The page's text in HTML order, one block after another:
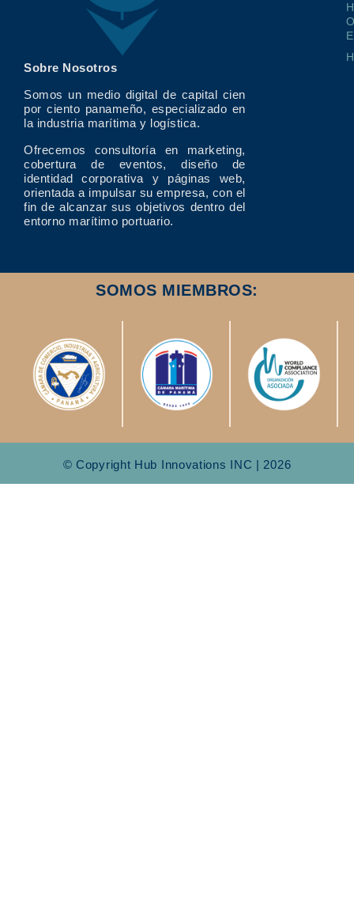
Sobre Nosotros
Somos un medio digital de capital cien
por ciento panameño, especializado en
la industria marítima y logística.
Ofrecemos consultoría en marketing,
cobertura de eventos, diseño de
identidad corporativa y páginas web,
orientada a impulsar su empresa, con el
fin de alcanzar sus objetivos dentro del
entorno marítimo portuario.
SOMOS MIEMBROS:
© Copyright Hub Innovations INC | 2026